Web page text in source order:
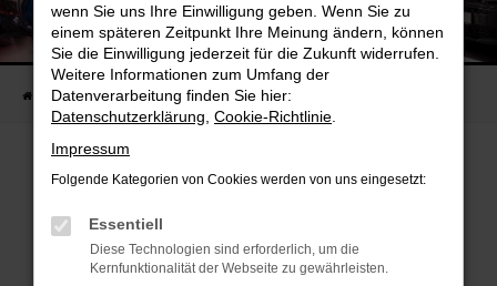
ANSPRECHPARTNER
Alle Ihre Fragen sind uns wichtig
Startseite Unternehmen Ansprechpartner
BERATUNG UND VERKAUF
wenn Sie uns Ihre Einwilligung geben. Wenn Sie zu
einem späteren Zeitpunkt Ihre Meinung ändern, können
Sie die Einwilligung jederzeit für die Zukunft widerrufen.
Weitere Informationen zum Umfang der
Datenverarbeitung finden Sie hier:
Datenschutzerklärung Cookie-Richtlinie
Impressum
Folgende Kategorien von Cookies werden von uns eingesetzt:
Essentiell
Diese Technologien sind erforderlich, um die
Kernfunktionalität der Webseite zu gewährleisten.